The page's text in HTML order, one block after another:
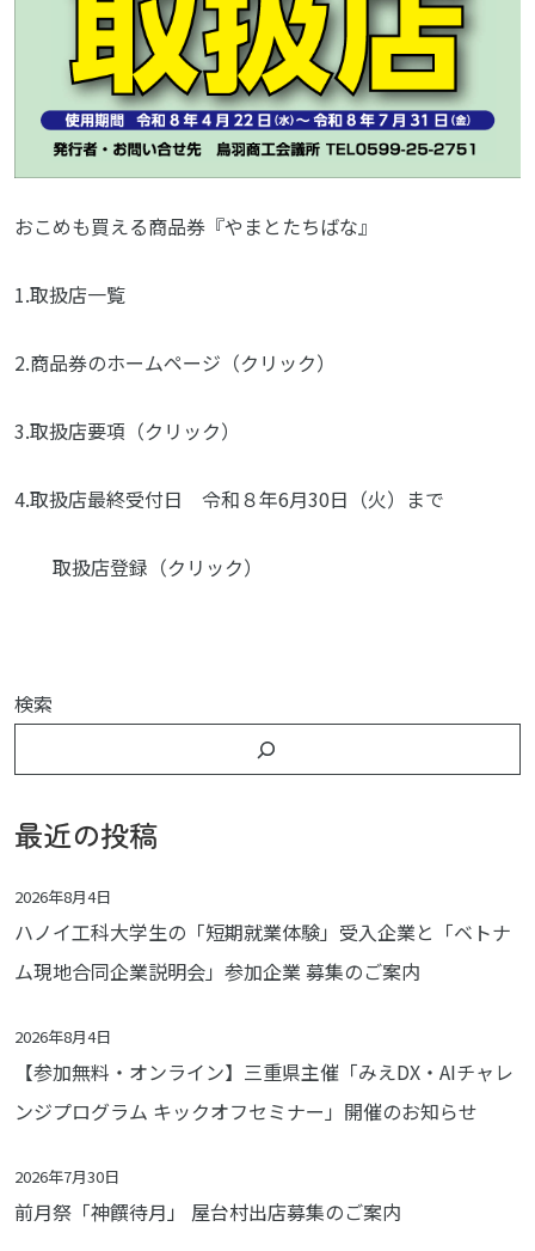
おこめも買える商品券『やまとたちばな』
1.取扱店一覧
2.商品券のホームページ（クリック）
3.取扱店要項（クリック）
4.取扱店最終受付日 令和８年6月30日（火）まで
取扱店登録（クリック）
検索
最近の投稿
ハノイ工科大学生の「短期就業体験」受入企業と「ベトナ
ム現地合同企業説明会」参加企業 募集のご案内
2026年8月4日
【参加無料・オンライン】三重県主催「みえDX・AIチャレ
ンジプログラム キックオフセミナー」開催のお知らせ
2026年8月4日
前月祭「神饌待月」 屋台村出店募集のご案内
2026年7月30日